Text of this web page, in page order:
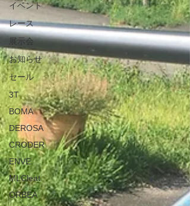
イベント
レース
展示会
お知らせ
セール
3T
BOMA
DEROSA
CRODER
ENVE
MLCleat
ORBEA